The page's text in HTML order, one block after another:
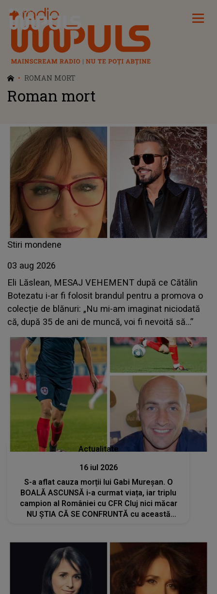
Radio Impuls
ROMAN MORT
Roman mort
Stiri mondene
03 aug 2026
Eli Lăslean, MESAJ VEHEMENT după ce Cătălin
Botezatu i-ar fi folosit brandul pentru a promova o
colecție de blănuri: „Nu mi-am imaginat niciodată
că, după 35 de ani de muncă, voi fi nevoită să...”
Actualitate
16 iul 2026
S-a aflat cauza morții lui Gabi Mureșan. O
BOALĂ ASCUNSĂ i-a curmat viața, iar triplu
campion al României cu CFR Cluj nici măcar
NU ȘTIA CĂ SE CONFRUNTĂ cu această